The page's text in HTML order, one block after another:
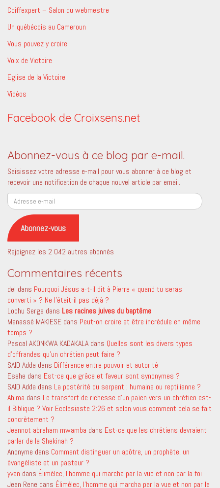
Coiffexpert – Salon du webmestre
Un québécois au Cameroun
Vous pouvez y croire
Voix de Victoire
Eglise de la Victoire
Vidéos
Facebook de Croixsens.net
Abonnez-vous à ce blog par e-mail.
Saisissez votre adresse e-mail pour vous abonner à ce blog et
recevoir une notification de chaque nouvel article par email.
Adresse
e-
mail
Abonnez-vous
Rejoignez les 2 042 autres abonnés
Commentaires récents
del dans Pourquoi Jésus a-t-il dit à Pierre « quand tu seras
converti » ? Ne l’était-il pas déjà ?
Lochu Serge dans Les racines juives du baptême
Manassé MAKIESE dans Peut-on croire et être incrédule en même
temps ?
Pascal AKONKWA KADAKALA dans Quelles sont les divers types
d’offrandes qu’un chrétien peut faire ?
SAID Adda dans Différence entre pouvoir et autorité
Esehe dans Est-ce que grâce et faveur sont synonymes ?
SAID Adda dans La postérité du serpent ; humaine ou reptilienne ?
Ahima dans Le transfert de richesse d’un païen vers un chrétien est-
il Biblique ? Voir Ecclesiaste 2:26 et selon vous comment cela se fait
concrètement ?
Jeannot abraham mwamba dans Est-ce que les chrétiens devraient
parler de la Shekinah ?
Anonyme dans Comment distinguer un apôtre, un prophète, un
évangéliste et un pasteur ?
yvan dans Élimélec, l’homme qui marcha par la vue et non par la foi
Jean Rene dans Élimélec, l’homme qui marcha par la vue et non par la